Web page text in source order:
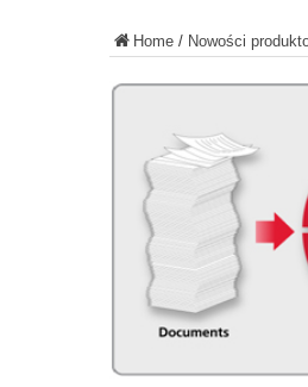
Home / Nowości